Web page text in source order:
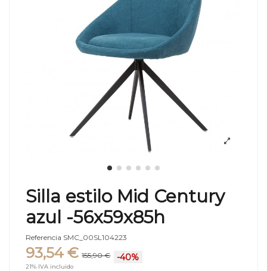
Silla estilo Mid Century
azul -56x59x85h
Referencia SMC_00SL104223
93,54 € 155,90 € -40%
21% IVA incluido